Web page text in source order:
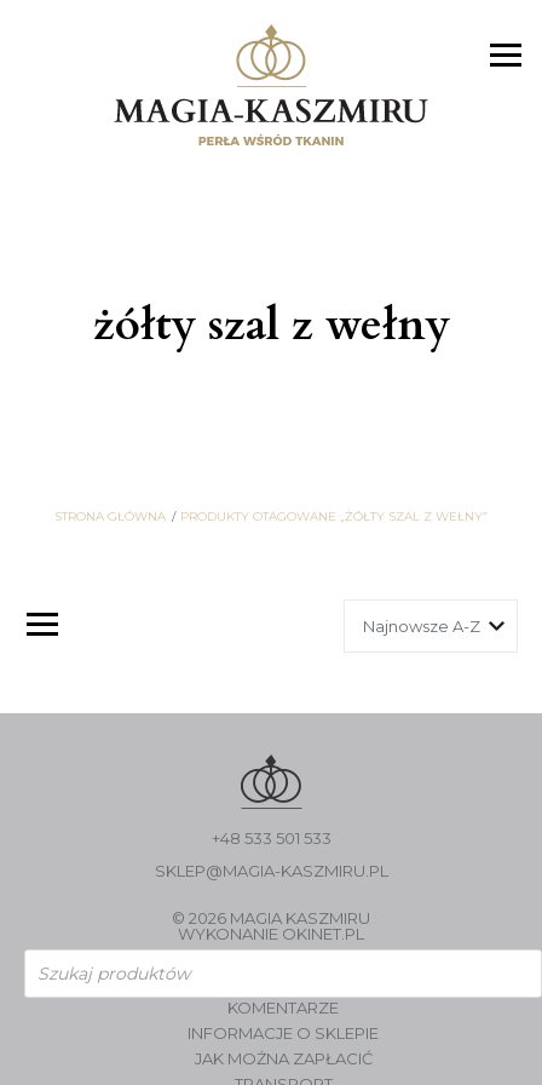
żółty szal z wełny
STRONA GŁÓWNA PRODUKTY OTAGOWANE „ŻÓŁTY SZAL Z WEŁNY”
+48 533 501 533
SKLEP@MAGIA-KASZMIRU.PL
© 2026 MAGIA KASZMIRU
WYKONANIE OKINET.PL
Wyszukiwarka
produktów
KOMENTARZE
INFORMACJE O SKLEPIE
JAK MOŻNA ZAPŁACIĆ